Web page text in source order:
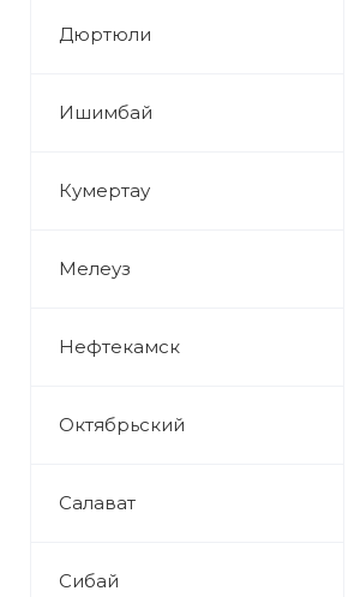
Дюртюли
Ишимбай
Кумертау
Мелеуз
Нефтекамск
Октябрьский
Салават
Сибай